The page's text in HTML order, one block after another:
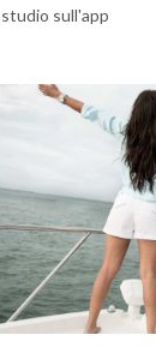
studio sull'app